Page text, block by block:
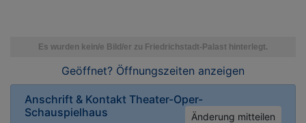
Geöffnet? Öffnungszeiten anzeigen
Anschrift & Kontakt Theater-Oper-
Schauspielhaus
Änderung mitteilen